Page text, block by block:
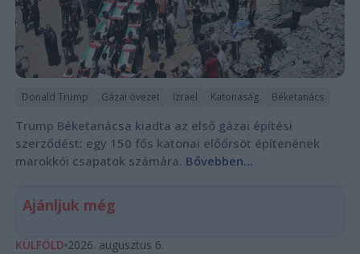
Donald Trump Gázai övezet Izrael Katonaság Béketanács
Trump Béketanácsa kiadta az első gázai építési
szerződést: egy 150 fős katonai előőrsöt építenének
marokkói csapatok számára. Bővebben...
Ajánljuk még
KÜLFÖLD 2026. augusztus 6.